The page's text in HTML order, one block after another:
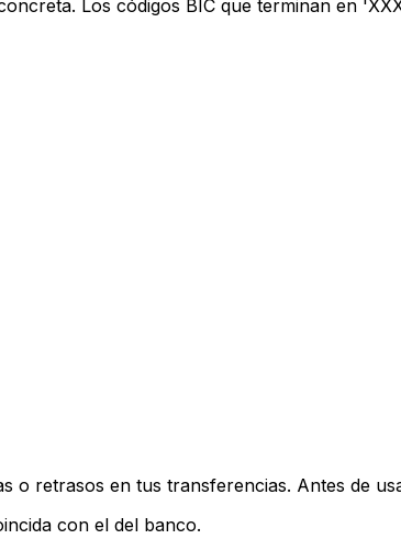
Los códigos BIC que terminan en
retrasos en tus transferencias. Antes de
con el del banco.